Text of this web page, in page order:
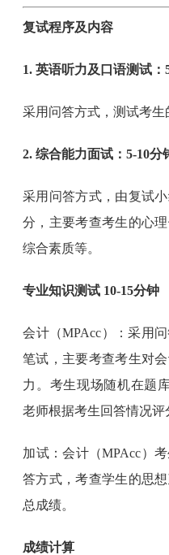
复试程序及内容
1. 英语听力及口语测试：
采用问答方式，测试考生
2. 综合能力面试：5-10分
采用问答方式，由复试
分，主要考查考生的心
综合素质等。
专业知识测试 10-15分钟
会计（MPAcc）：采用
笔试，主要考查考生对
力。考生现场随机在题
老师根据考生回答情况评
加试：会计（MPAcc）
答方式，考查学生的思
总成绩。
成绩计算